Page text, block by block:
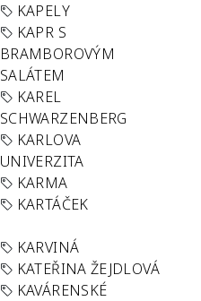
KAPELY
KAPR S
BRAMBOROVÝM
SALÁTEM
KAREL
SCHWARZENBERG
KARLOVA
UNIVERZITA
KARMA
KARTÁČEK
KARVINÁ
KATEŘINA ŽEJDLOVÁ
KAVÁRENSKÉ